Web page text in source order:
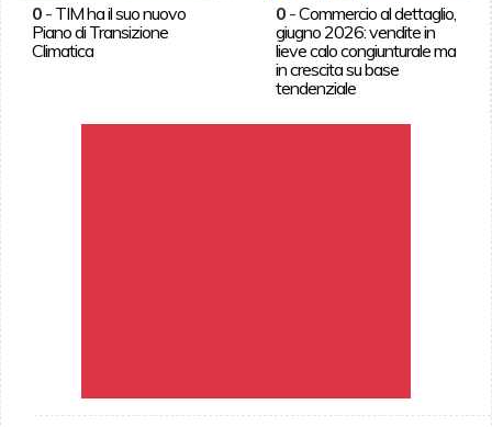
0- TIM ha il suo nuovo
Piano di Transizione
Climatica
0 -Commercio al dettaglio,
giugno 2026: vendite in
lieve calo congiunturale ma
in crescita su base
tendenziale